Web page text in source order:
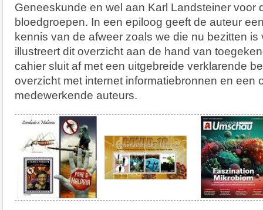
Geneeskunde en wel aan Karl Landsteiner voor
bloedgroepen. In een epiloog geeft de auteur
kennis van de afweer zoals we die nu bezitten is
illustreert dit overzicht aan de hand van
cahier sluit af met een uitgebreide verklarende
overzicht met internet informatiebronnen en een
medewerkende auteurs.